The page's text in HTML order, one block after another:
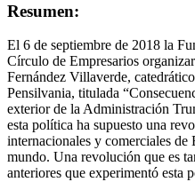
Resumen:
El 6 de septiembre de 2018 la
Círculo de Empresarios
Fernández Villaverde,
Pensilvania, titulada
exterior de la Administración
esta política ha supuesto una
internacionales y comerciales de
mundo. Una revolución que es
anteriores que experimentó esta